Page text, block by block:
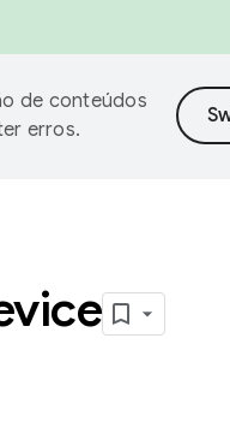
de conteúdos
erros.